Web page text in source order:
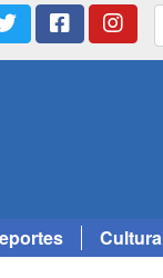
Cultura